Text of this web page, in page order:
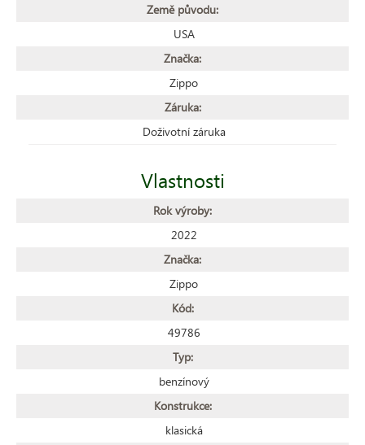
Země původu:
USA
Značka:
Zippo
Záruka:
Doživotní záruka
Vlastnosti
Rok výroby:
2022
Značka:
Zippo
Kód:
49786
Typ:
benzínový
Konstrukce:
klasická